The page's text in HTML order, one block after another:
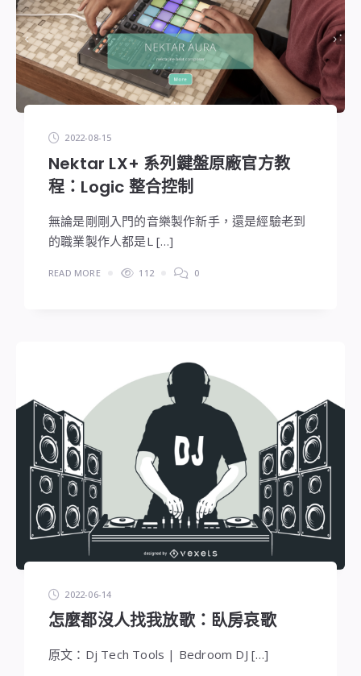
2022-08-15
Nektar LX+ 系列鍵盤原廠官方教
程：Logic 整合控制
無論是剛剛入門的音樂製作新手，還是經驗老到
的職業製作人都是L […]
READ MORE 112 0
2022-06-14
怎麼都沒人找我放歌：臥房哀歌
原文：Dj Tech Tools | Bedroom DJ […]